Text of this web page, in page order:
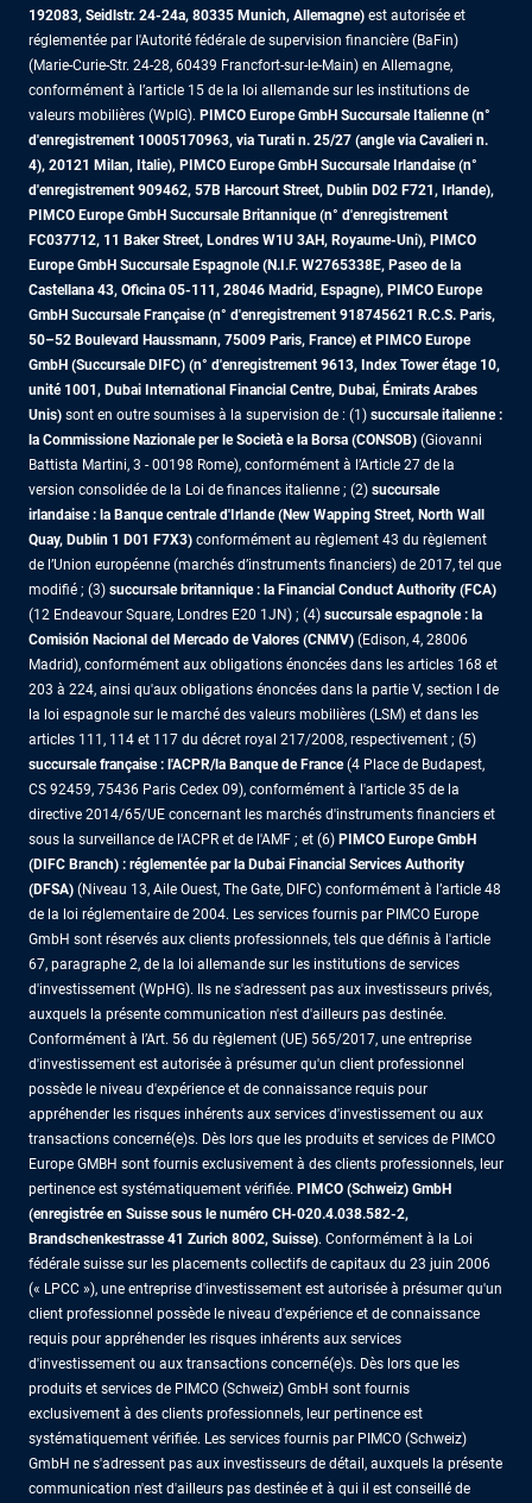
192083, Seidlstr. 24-24a, 80335 Munich, Allemagne) est autorisée et
réglementée par l'Autorité fédérale de supervision financière (BaFin)
(Marie-Curie-Str. 24-28, 60439 Francfort-sur-le-Main) en Allemagne,
conformément à l’article 15 de la loi allemande sur les institutions de
valeurs mobilières (WpIG). PIMCO Europe GmbH Succursale Italienne (n°
d'enregistrement 10005170963, via Turati n. 25/27 (angle via Cavalieri n.
4), 20121 Milan, Italie), PIMCO Europe GmbH Succursale Irlandaise (n°
d'enregistrement 909462, 57B Harcourt Street, Dublin D02 F721, Irlande),
PIMCO Europe GmbH Succursale Britannique (n° d'enregistrement
FC037712, 11 Baker Street, Londres W1U 3AH, Royaume-Uni), PIMCO
Europe GmbH Succursale Espagnole (N.I.F. W2765338E, Paseo de la
Castellana 43, Oficina 05-111, 28046 Madrid, Espagne), PIMCO Europe
GmbH Succursale Française (n° d'enregistrement 918745621 R.C.S. Paris,
50–52 Boulevard Haussmann, 75009 Paris, France) et PIMCO Europe
GmbH (Succursale DIFC) (n° d'enregistrement 9613, Index Tower étage 10,
unité 1001, Dubai International Financial Centre, Dubai, Émirats Arabes
Unis) sont en outre soumises à la supervision de : (1) succursale italienne :
la Commissione Nazionale per le Società e la Borsa (CONSOB) (Giovanni
Battista Martini, 3 - 00198 Rome), conformément à l’Article 27 de la
version consolidée de la Loi de finances italienne ; (2) succursale
irlandaise : la Banque centrale d'Irlande (New Wapping Street, North Wall
Quay, Dublin 1 D01 F7X3) conformément au règlement 43 du règlement
de l’Union européenne (marchés d’instruments financiers) de 2017, tel que
modifié ; (3) succursale britannique : la Financial Conduct Authority (FCA)
(12 Endeavour Square, Londres E20 1JN) ; (4) succursale espagnole : la
Comisión Nacional del Mercado de Valores (CNMV) (Edison, 4, 28006
Madrid), conformément aux obligations énoncées dans les articles 168 et
203 à 224, ainsi qu'aux obligations énoncées dans la partie V, section I de
la loi espagnole sur le marché des valeurs mobilières (LSM) et dans les
articles 111, 114 et 117 du décret royal 217/2008, respectivement ; (5)
succursale française : l'ACPR/la Banque de France(4 Place de Budapest,
CS 92459, 75436 Paris Cedex 09), conformément à l'article 35 de la
directive 2014/65/UE concernant les marchés d'instruments financiers et
sous la surveillance de l'ACPR et de l'AMF ; et (6) PIMCO Europe GmbH
(DIFC Branch) : réglementée par la Dubai Financial Services Authority
(DFSA) (Niveau 13, Aile Ouest, The Gate, DIFC) conformément à l’article 48
de la loi réglementaire de 2004. Les services fournis par PIMCO Europe
GmbH sont réservés aux clients professionnels, tels que définis à l'article
67, paragraphe 2, de la loi allemande sur les institutions de services
d'investissement (WpHG). Ils ne s'adressent pas aux investisseurs privés,
auxquels la présente communication n'est d'ailleurs pas destinée.
Conformément à l’Art. 56 du règlement (UE) 565/2017, une entreprise
d'investissement est autorisée à présumer qu'un client professionnel
possède le niveau d'expérience et de connaissance requis pour
appréhender les risques inhérents aux services d'investissement ou aux
transactions concerné(e)s. Dès lors que les produits et services de PIMCO
Europe GMBH sont fournis exclusivement à des clients professionnels, leur
pertinence est systématiquement vérifiée. PIMCO (Schweiz) GmbH
(enregistrée en Suisse sous le numéro CH-020.4.038.582-2,
Brandschenkestrasse 41 Zurich 8002, Suisse). Conformément à la Loi
fédérale suisse sur les placements collectifs de capitaux du 23 juin 2006
(« LPCC »), une entreprise d'investissement est autorisée à présumer qu'un
client professionnel possède le niveau d'expérience et de connaissance
requis pour appréhender les risques inhérents aux services
d'investissement ou aux transactions concerné(e)s. Dès lors que les
produits et services de PIMCO (Schweiz) GmbH sont fournis
exclusivement à des clients professionnels, leur pertinence est
systématiquement vérifiée. Les services fournis par PIMCO (Schweiz)
GmbH ne s'adressent pas aux investisseurs de détail, auxquels la présente
communication n'est d'ailleurs pas destinée et à qui il est conseillé de